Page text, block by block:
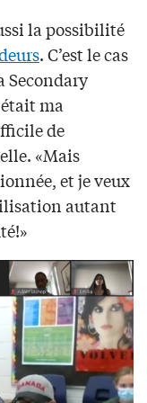
la possibilité
. C’est le cas
Secondary
ma
de
«Mais
et je veux
autant